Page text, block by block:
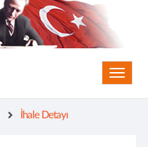
İhale Detayı